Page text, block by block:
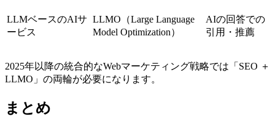
LLMベースのAIサ
ービス
LLMO（Large Language
Model Optimization）
AIの回答での
引用・推薦
2025年以降の統合的なWebマーケティング戦略では「SEO ＋
LLMO」の両輪が必要になります。
まとめ